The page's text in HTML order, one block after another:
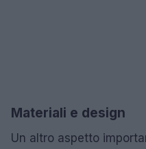
Materiali e design
Un altro aspetto